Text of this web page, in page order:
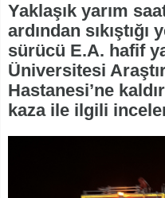
Yaklaşık yarım
ardından
sürücü E.A. hafif
Üniversitesi
Hastanesi’ne
kaza ile ilgili